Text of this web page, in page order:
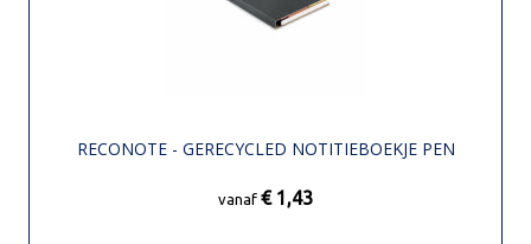
RECONOTE - GERECYCLED NOTITIEBOEKJE PEN
vanaf € 1,43